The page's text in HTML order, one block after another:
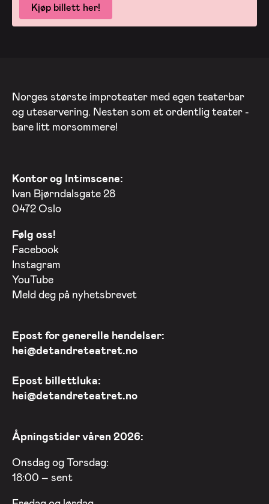
Kjøp billett her!
Norges største improteater med egen teaterbar
og uteservering. Nesten som et ordentlig teater -
bare litt morsommere!
Kontor og Intimscene:
Ivan Bjørndalsgate 28
0472 Oslo
Følg oss!
Facebook
Instagram
YouTube
Meld deg på nyhetsbrevet
Epost for generelle hendelser:
hei@detandreteatret.no
Epost billettluka:
hei@detandreteatret.no
Åpningstider våren 2026:
Onsdag og Torsdag:
18:00 – sent